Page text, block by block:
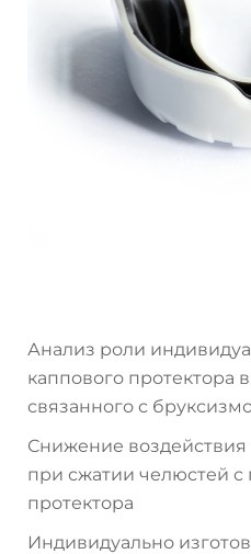
Анализ роли
каппового протектора
связанного с
Снижение воздействия
при сжатии челюстей
протектора
Индивидуально